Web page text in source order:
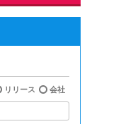
リリース 会社